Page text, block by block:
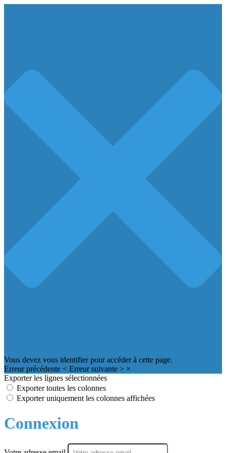
Vous devez vous identifier pour accéder à cette page.
Erreur précédente < Erreur suivante > ×
Exporter les lignes sélectionnées
Exporter toutes les colonnes
Exporter uniquement les colonnes affichées
Connexion